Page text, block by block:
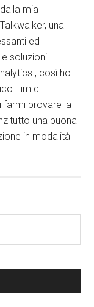
mia
una
ed
soluzioni
, così ho
Tim di
farmi provare la
una buona
in modalità